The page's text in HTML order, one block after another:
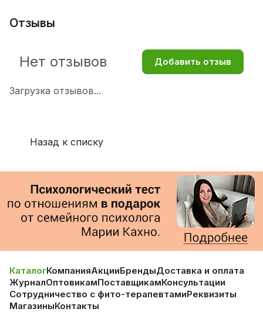
Отзывы
Загрузка отзывов...
Нет отзывов Добавить отзыв
Назад к списку
КаталогКомпанияАкцииБрендыДоставка и оплата
ЖурналОптовикамПоставщикамКонсультации
Сотрудничество с фито-терапевтамиРеквизиты
МагазиныКонтакты